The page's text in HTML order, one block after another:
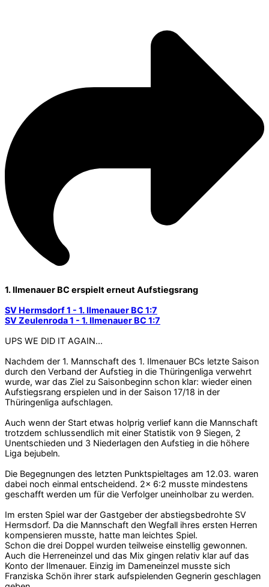
1. Ilmenauer BC erspielt erneut Aufstiegsrang
SV Hermsdorf 1 - 1. Ilmenauer BC 1:7
SV Zeulenroda 1 - 1. Ilmenauer BC 1:7
UPS WE DID IT AGAIN...
Nachdem der 1. Mannschaft des 1. Ilmenauer BCs letzte Saison
durch den Verband der Aufstieg in die Thüringenliga verwehrt
wurde, war das Ziel zu Saisonbeginn schon klar: wieder einen
Aufstiegsrang erspielen und in der Saison 17/18 in der
Thüringenliga aufschlagen.
Auch wenn der Start etwas holprig verlief kann die Mannschaft
trotzdem schlussendlich mit einer Statistik von 9 Siegen, 2
Unentschieden und 3 Niederlagen den Aufstieg in die höhere
Liga bejubeln.
Die Begegnungen des letzten Punktspieltages am 12.03. waren
dabei noch einmal entscheidend. 2x 6:2 musste mindestens
geschafft werden um für die Verfolger uneinholbar zu werden.
Im ersten Spiel war der Gastgeber der abstiegsbedrohte SV
Hermsdorf. Da die Mannschaft den Wegfall ihres ersten Herren
kompensieren musste, hatte man leichtes Spiel.
Schon die drei Doppel wurden teilweise einstellig gewonnen.
Auch die Herreneinzel und das Mix gingen relativ klar auf das
Konto der Ilmenauer. Einzig im Dameneinzel musste sich
Franziska Schön ihrer stark aufspielenden Gegnerin geschlagen